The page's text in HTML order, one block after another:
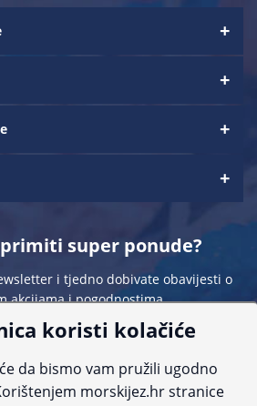
super ponude?
i tjedno dobivate obavijesti o
akcijama i pogodnostima
koristi kolačiće
da bismo vam pružili ugodno
morskijez.hr stranice